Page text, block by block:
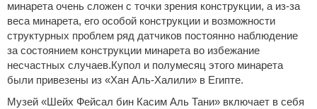
минарета очень сложен с точки зрения конструкции, а из-за
веса минарета, его особой конструкции и возможности
структурных проблем ряд датчиков постоянно наблюдение
за состоянием конструкции минарета во избежание
несчастных случаев.Купол и полумесяц этого минарета
были привезены из «Хан Аль-Халили» в Египте.
Музей «Шейх Фейсал бин Касим Аль Тани» включает в себя